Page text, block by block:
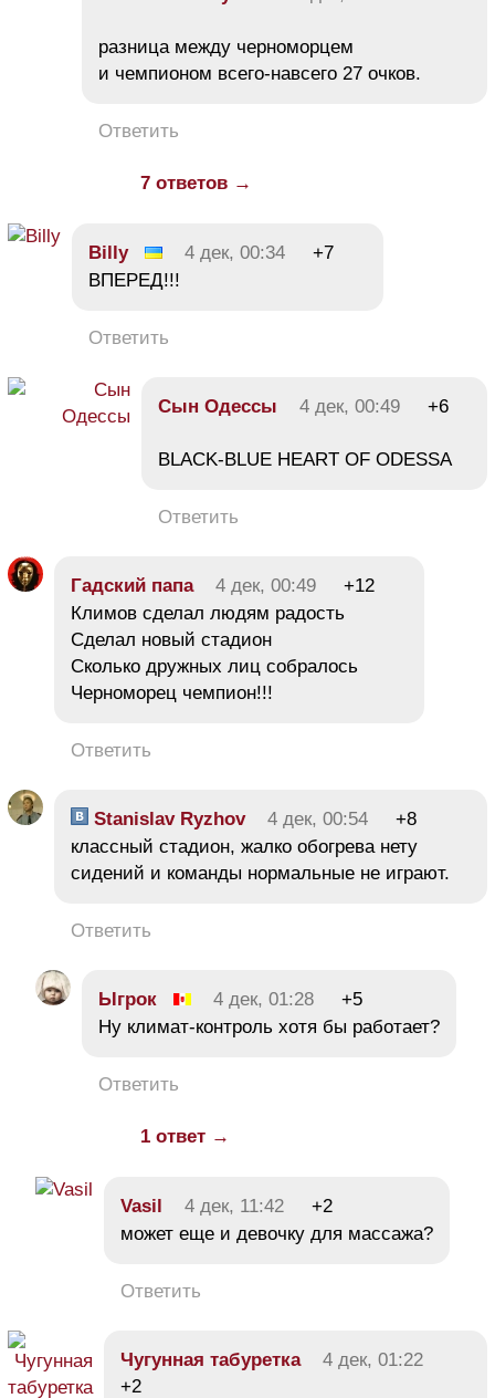
разница между черноморцем
и чемпионом всего-навсего 27 очков.
Ответить
7 ответов →
Billy 4 дек, 00:34
+7
ВПЕРЕД!!!
Ответить
Сын Одессы 4 дек, 00:49 +6
BLACK-BLUE HEART OF ODESSA
Ответить
Гадский папа 4 дек, 00:49
+12
Климов сделал людям радость
Сделал новый стадион
Сколько дружных лиц собралось
Черноморец чемпион!!!
Ответить
Stanislav Ryzhov 4 дек, 00:54
+8
классный стадион, жалко обогрева нету
сидений и команды нормальные не играют.
Ответить
Ыгрок 4 дек, 01:28
+5
Ну климат-контроль хотя бы работает?
Ответить
1 ответ →
Vasil 4 дек, 11:42
+2
может еще и девочку для массажа?
Ответить
Чугунная табуретка
4 дек, 01:22
+2